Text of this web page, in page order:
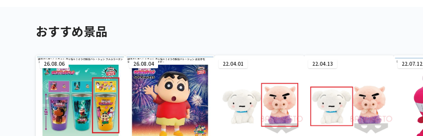
おすすめ景品
26.08.06 26.08.04 22.04.01 22.04.13 22.07.12